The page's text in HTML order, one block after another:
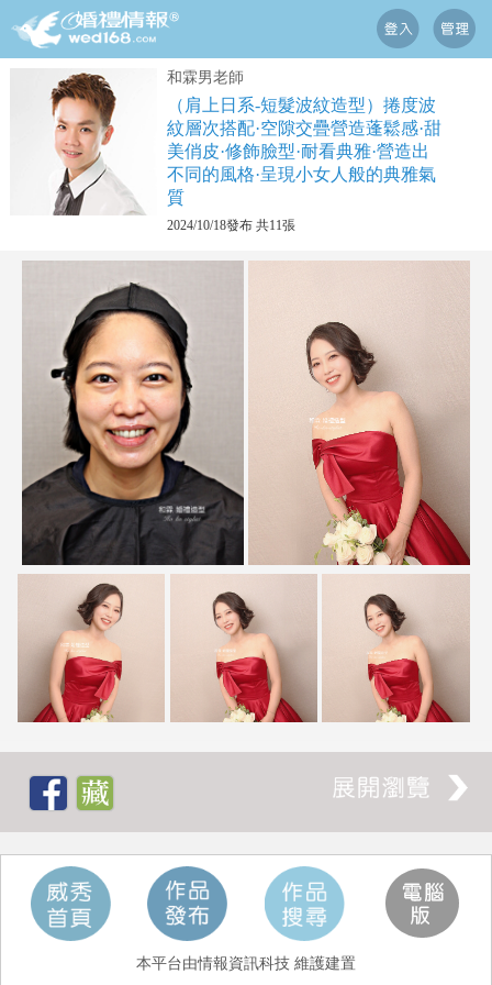
和霖男老師
（肩上日系-短髮波紋造型）捲度波
紋層次搭配·空隙交疊營造蓬鬆感·甜
美俏皮·修飾臉型·耐看典雅·營造出
不同的風格·呈現小女人般的典雅氣
質
2024/10/18發布 共11張
本平台由情報資訊科技 維護建置